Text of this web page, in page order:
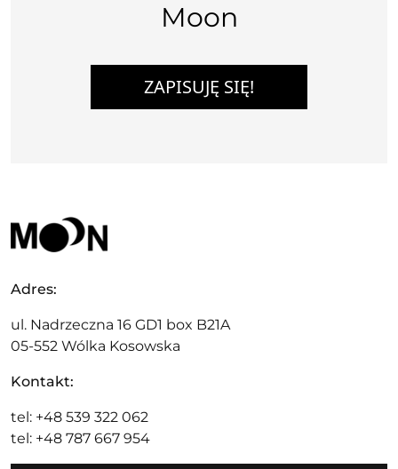
Moon
ZAPISUJĘ SIĘ!
Adres:
ul. Nadrzeczna 16 GD1 box B21A
05-552 Wólka Kosowska
Kontakt:
tel: +48 539 322 062
tel: +48 787 667 954